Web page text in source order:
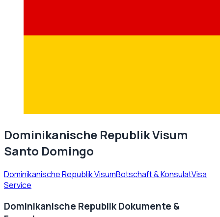
Dominikanische Republik Visum
Santo Domingo
Dominikanische Republik VisumBotschaft & KonsulatVisa
Service
Dominikanische Republik Dokumente &